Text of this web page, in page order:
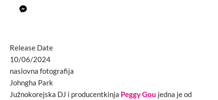
Release Date
10/06/2024
naslovna fotografija
Johngha Park
Južnokorejska DJ i producentkinja Peggy Gou jedna je od